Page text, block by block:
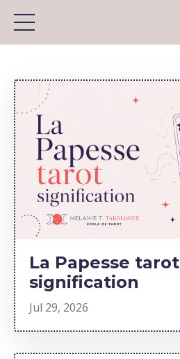
La Papesse tarot
signification
Jul 29, 2026